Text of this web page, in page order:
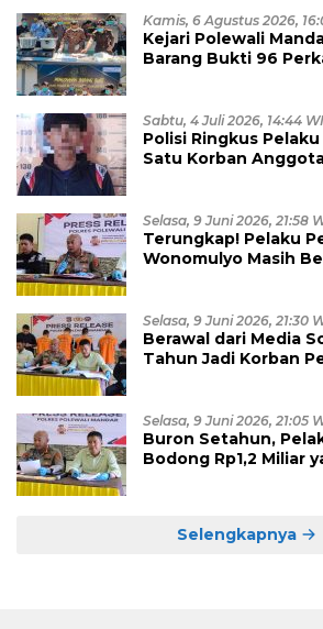
Kamis, 6 Agustus 2026,
Kejari Polewali
Barang Bukti 96
Sabtu, 4 Juli 2026, 14:44
Polisi Ringkus
Satu Korban
Selasa, 9 Juni 2026, 21:58
Terungkap! Pelaku
Wonomulyo Masih
Selasa, 9 Juni 2026, 21:30
Berawal dari Media
Tahun Jadi Korban
Selasa, 9 Juni 2026, 21:05
Buron Setahun,
Bodong Rp1,2 Miliar
Selengkapnya